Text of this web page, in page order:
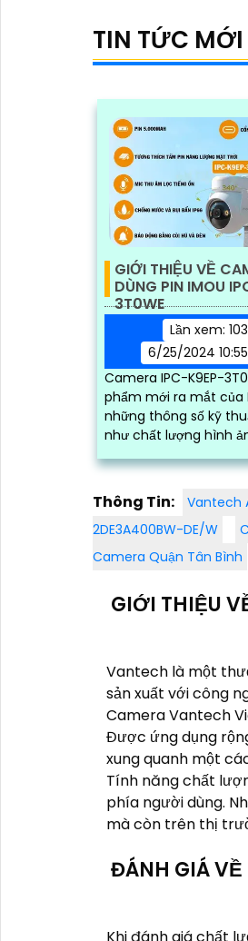
TIN TỨC
GIỚI THIỆU VỀ
DÙNG PIN IMOU
3T0WE
Lần xem:
6/25/2024
Camera IPC-K9EP-
phẩm mới ra mắt của
những thông số kỹ
như chất lượng hình
sẵn, khả năng quay
Thông Tin: Vantech
2DE3A400BW-DE/W
Camera Quận Tân Bình
GIỚI THIỆU
Vantech là một
sản xuất với công
Camera Vantech
Được ứng dụng
xung quanh một
Tính năng chất
phía người dùng.
mà còn trên thị
ĐÁNH GIÁ